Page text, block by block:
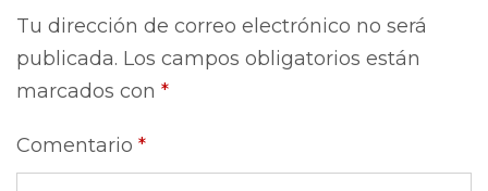
Tu dirección de correo electrónico no será
publicada. Los campos obligatorios están
marcados con *
Comentario *